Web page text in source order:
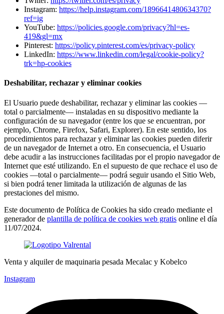
Instagram: https://help.instagram.com/1896641480634370?
ref=ig
YouTube: https://policies.google.com/privacy?hl=es-
419&gl=mx
Pinterest: https://policy.pinterest.com/es/privacy-policy
LinkedIn: https://www.linkedin.com/legal/cookie-policy?
trk=hp-cookies
Deshabilitar, rechazar y eliminar cookies
El Usuario puede deshabilitar, rechazar y eliminar las cookies —
total o parcialmente— instaladas en su dispositivo mediante la
configuración de su navegador (entre los que se encuentran, por
ejemplo, Chrome, Firefox, Safari, Explorer). En este sentido, los
procedimientos para rechazar y eliminar las cookies pueden diferir
de un navegador de Internet a otro. En consecuencia, el Usuario
debe acudir a las instrucciones facilitadas por el propio navegador de
Internet que esté utilizando. En el supuesto de que rechace el uso de
cookies —total o parcialmente— podrá seguir usando el Sitio Web,
si bien podrá tener limitada la utilización de algunas de las
prestaciones del mismo.
Este documento de Política de Cookies ha sido creado mediante el
generador de plantilla de política de cookies web gratis online el día
11/07/2024.
Venta y alquiler de maquinaria pesada Mecalac y Kobelco
Instagram